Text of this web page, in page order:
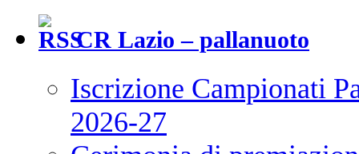
CR Lazio – pallanuoto
Iscrizione Campionati
2026-27